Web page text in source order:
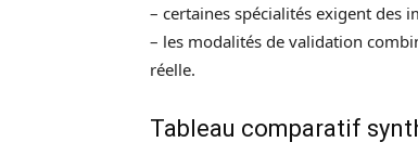
– certaines spécialités exigent des
– les modalités de validation
réelle.
Tableau comparatif